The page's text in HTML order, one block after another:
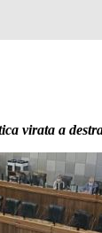
virata a